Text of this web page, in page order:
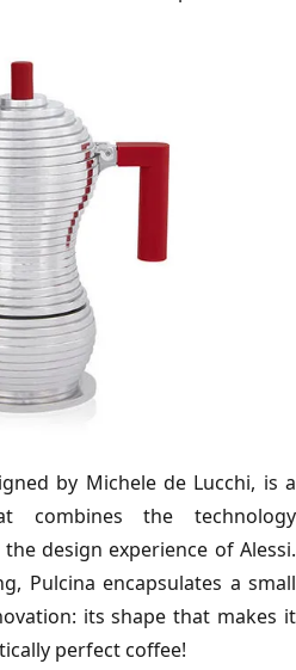
by Michele de Lucchi, is a
combines the technology
design experience of Alessi.
Pulcina encapsulates a small
its shape that makes it
perfect coffee!